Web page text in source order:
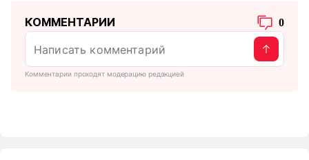
КОММЕНТАРИИ 0
Комментарии проходят модерацию редакцией